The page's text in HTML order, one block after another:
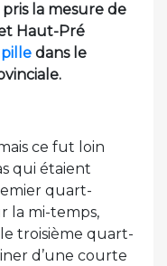
la mesure de
Haut-Pré
dans le
ce fut loin
qui étaient
quart-
la mi-temps,
troisième quart-
d’une courte